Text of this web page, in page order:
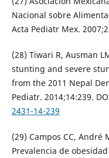
Nacional sobre
Acta Pediatr Mex.
(28) Tiwari R, Ausman
stunting and severe
from the 2011 Nepal
Pediatr. 2014;14:239.
2431-14-239
(29) Campos CC, André
Prevalencia de